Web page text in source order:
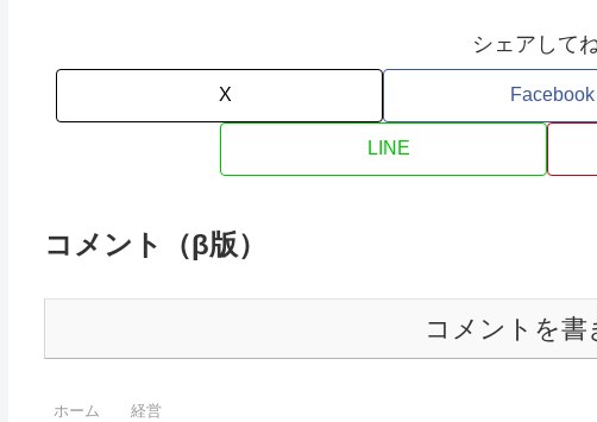
シェアしてね
X Facebook
LINE
コメント（β版）
コメントを書
ホーム 経営